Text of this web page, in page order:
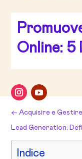
Online: 5
←Acquisire e
Lead Generation:
Contatti→
Indice